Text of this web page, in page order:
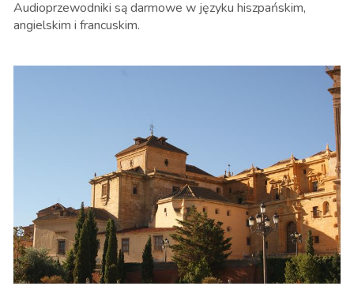
Audioprzewodniki są darmowe w języku hiszpańskim,
angielskim i francuskim.